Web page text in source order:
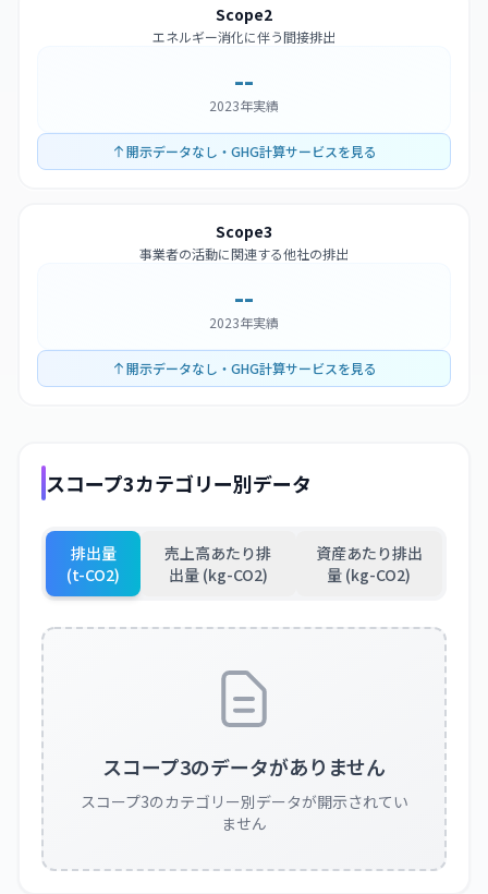
Scope2
エネルギー消化に伴う間接排出
--
2023年実績
開示データなし・GHG計算サービスを見る
Scope3
事業者の活動に関連する他社の排出
--
2023年実績
開示データなし・GHG計算サービスを見る
スコープ3カテゴリー別データ
排出量
(t-CO2)
売上高あたり排
出量 (kg-CO2)
資産あたり排出
量 (kg-CO2)
スコープ3のデータがありません
スコープ3のカテゴリー別データが開示されてい
ません